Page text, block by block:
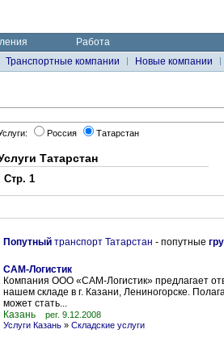
Работа
Транспортные компании Новые компании
Россия Татарстан
Татарстан
Стр. 1
Попутный транспорт Татарстан - попутные
САМ-Логистик
Компания ООО «САМ-Логистик» предлагает
нашем складе в г. Казани, Лениногорске.
может стать...
Казань
рег. 9.12.2008
Услуги Казань » Складские услуги